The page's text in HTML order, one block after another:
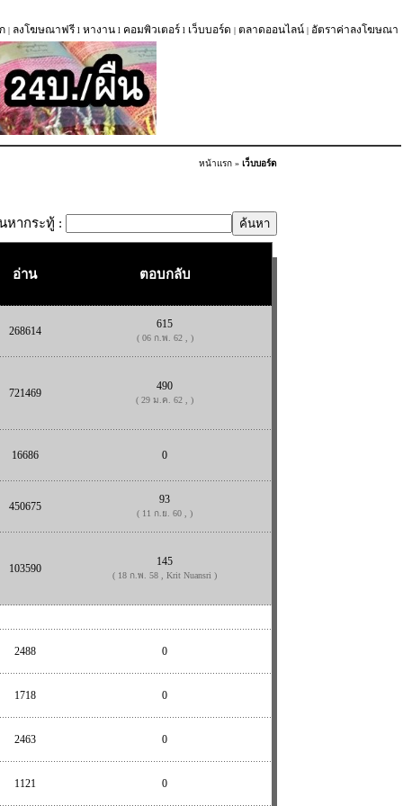
| ลงโฆษณาฟรี l หางาน l คอมพิวเตอร์ l เว็บบอร์ด | ตลาดออนไลน์ | อัตราค่าลงโฆษณา
หน้าแรก » เว็บบอร์ด
หากระทู้ :
อ่าน ตอบกลับ
268614
615
( 06 ก.พ. 62 , )
721469
490
( 29 ม.ค. 62 , )
16686 0
450675
93
( 11 ก.ย. 60 , )
103590
145
( 18 ก.พ. 58 , Krit Nuansri )
2488 0
1718 0
2463 0
1121 0